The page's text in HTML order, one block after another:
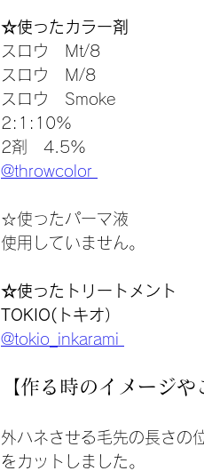
☆使ったカラー剤
スロウ　Mt/8
スロウ　M/8
スロウ　Smoke
2:1:10%
2剤　4.5%
@throwcolor
☆使ったパーマ液
使用していません。
☆使ったトリートメント
TOKIO(トキオ）
@tokio_inkarami
【作る時のイメージや
外ハネさせる毛先の長さの
をカットしました。